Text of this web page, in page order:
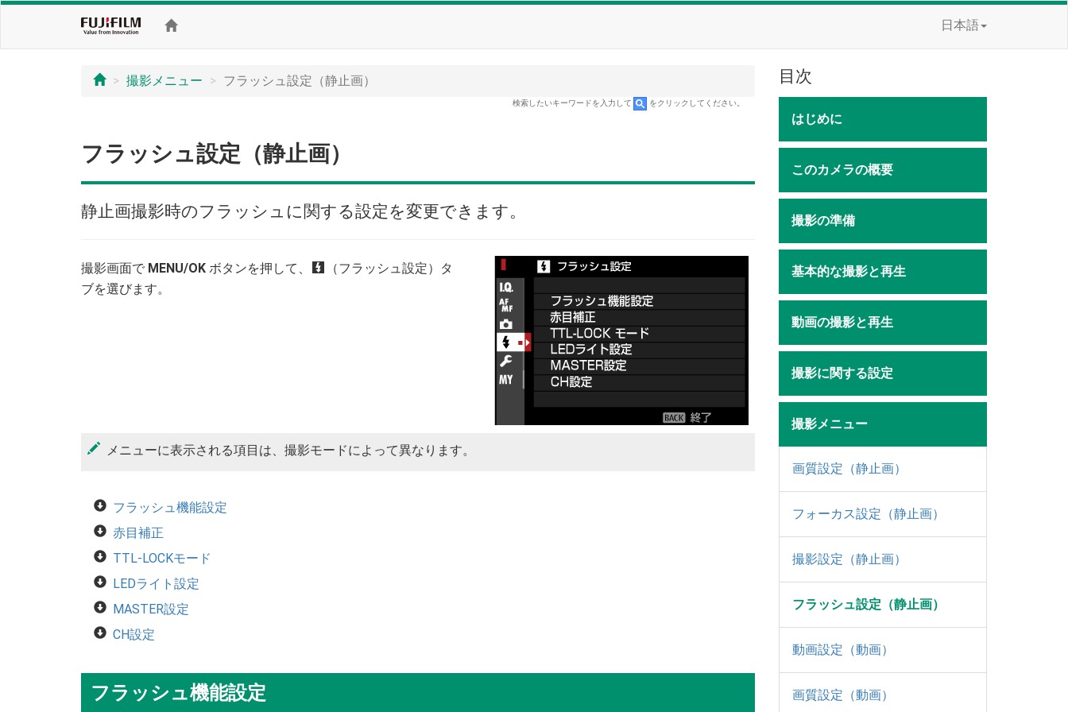
日本語
撮影メニュー フラッシュ設定（静止画）
検索したいキーワードを入力して をクリックしてください。
フラッシュ設定（静止画）
静止画撮影時のフラッシュに関する設定を変更できます。
撮影画面で MENU/OK ボタンを押して、 F
（フラッシュ設定）タ
ブを選びます。
メニューに表示される項目は、撮影モードによって異なります。
フラッシュ機能設定
赤目補正
TTL-LOCKモード
LEDライト設定
MASTER設定
CH設定
フラッシュ機能設定
目次
はじめに
このカメラの概要
撮影の準備
基本的な撮影と再生
動画の撮影と再生
撮影に関する設定
撮影メニュー
画質設定（静止画）
フォーカス設定（静止画）
撮影設定（静止画）
フラッシュ設定（静止画）
動画設定（動画）
画質設定（動画）